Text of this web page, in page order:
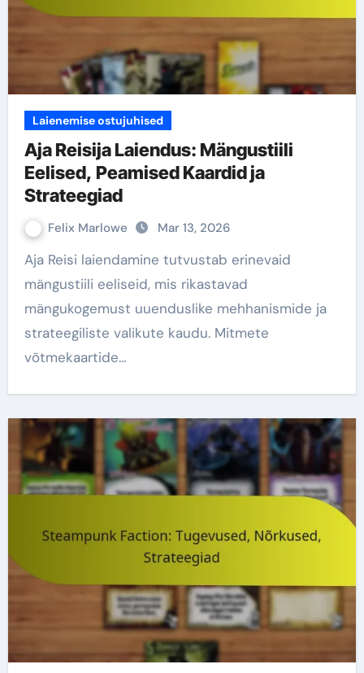
Laienemise ostujuhised
Aja Reisija Laiendus: Mängustiili
Eelised, Peamised Kaardid ja
Strateegiad
Felix Marlowe Mar 13, 2026
Aja Reisi laiendamine tutvustab erinevaid
mängustiili eeliseid, mis rikastavad
mängukogemust uuenduslike mehhanismide ja
strateegiliste valikute kaudu. Mitmete
võtmekaartide…